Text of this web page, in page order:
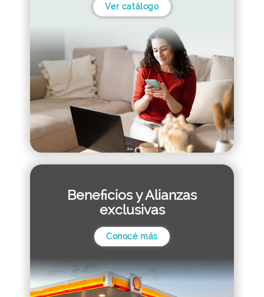
Ver catálogo
Beneficios y Alianzas
exclusivas
Conocé más